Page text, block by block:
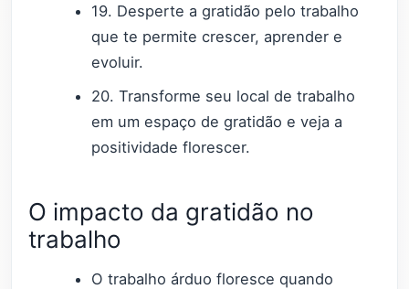
19. Desperte a gratidão pelo trabalho
que te permite crescer, aprender e
evoluir.
20. Transforme seu local de trabalho
em um espaço de gratidão e veja a
positividade florescer.
O impacto da gratidão no
trabalho
O trabalho árduo floresce quando